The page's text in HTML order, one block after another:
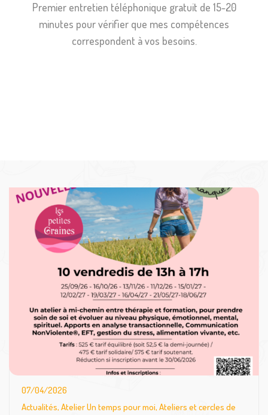
Premier entretien téléphonique gratuit de 15-20
minutes pour vérifier que mes compétences
correspondent à vos besoins.
07/04/2026
Actualités, Atelier Un temps pour moi, Ateliers et cercles de